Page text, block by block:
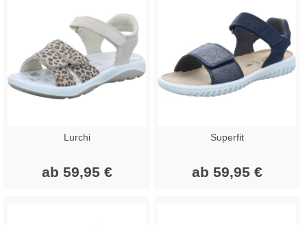
Lurchi
ab 59,95 €
Superfit
ab 59,95 €